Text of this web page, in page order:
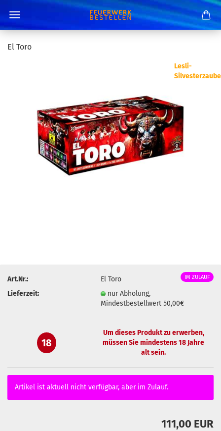
El Toro
Lesli-
IM ZULAUF
Art.Nr.:
El Toro
Lieferzeit:
nur Abholung,
Mindestbestellwert 50,00€
18
Um dieses Produkt zu erwerben,
müssen Sie mindestens 18 Jahre
alt sein.
Artikel ist aktuell nicht verfügbar, aber im Zulauf.
111,00 EUR